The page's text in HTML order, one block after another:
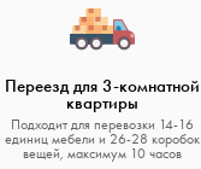
Переезд для 3-комнатной
квартиры
Подходит для перевозки 14-16
единиц мебели и 26-28 коробок
вещей, максимум 10 часов